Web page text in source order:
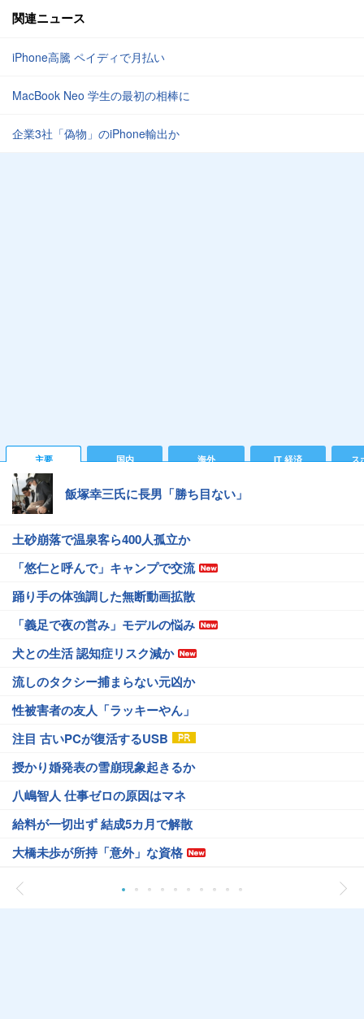
関連ニュース
iPhone高騰 ペイディで月払い
MacBook Neo 学生の最初の相棒に
企業3社「偽物」のiPhone輸出か
主要 国内 海外 IT 経済 ス
飯塚幸三氏に長男「勝ち目ない」
土砂崩落で温泉客ら400人孤立か
「悠仁と呼んで」キャンプで交流
踊り手の体強調した無断動画拡散
「義足で夜の営み」モデルの悩み
犬との生活 認知症リスク減か
流しのタクシー捕まらない元凶か
性被害者の友人「ラッキーやん」
注目 古いPCが復活するUSB
授かり婚発表の雪崩現象起きるか
八嶋智人 仕事ゼロの原因はマネ
給料が一切出ず 結成5カ月で解散
大橋未歩が所持「意外」な資格